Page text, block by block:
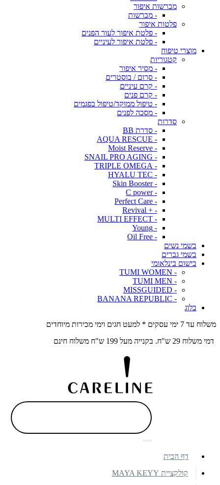
מברשות איפור
- מברשות
פלטות איפור
- פלטת איפור לעור הפנים
- פלטת איפור לעיניים
מוצרי טיפוח
קטגוריות
- מסיר איפור
- סרום / בוסטרים
- קרם עיניים
- קרם פנים
- טיפול ממוקד/טיפול בפגמים
- מסכה לפנים
סדרות
- סדרת BB
- AQUA RESCUE
- Moist Reserve
- SNAIL PRO AGING
- TRIPLE OMEGA
- HYALU TEC
- Skin Booster
- C power
- Perfect Care
- + Revival
- MULTI EFFECT
- Young
- Oil Free
בשמי נשים
בשמי גברים
בישום בינלאומי
- TUMI WOMEN
- TUMI MEN
- MISSGUIDED
- BANANA REPUBLIC
בלוג
משלוח עד 7 ימי עסקים * למעט חגים וימי מכירות מיוחדים
דמי משלוח 29 ש"ח. בקנייה מעל 199 ש"ח משלוח חינם
דף הבית
קולקציית MAYA KEYY